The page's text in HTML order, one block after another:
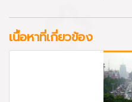
เนื้อหาที่เกี่ยวข้อง